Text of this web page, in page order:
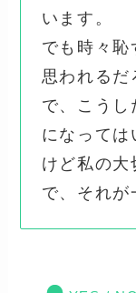
います。
でも時々恥
思われるだ
で、こうし
になっては
けど私の大
で、それが